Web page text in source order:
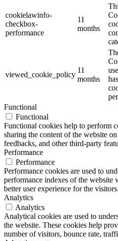
cookielawinfo-
checkbox-
performance
11
months
viewed_cookie_policy
11
months
Functional
Functional
Functional cookies help to perform
sharing the content of the website
feedbacks, and other third-party
Performance
Performance
Performance cookies are used to
performance indexes of the website
better user experience for the visitors.
Analytics
Analytics
Analytical cookies are used to
the website. These cookies help
number of visitors, bounce rate,